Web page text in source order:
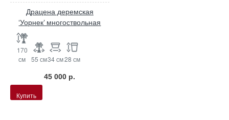
Драцена деремская
‘Уорнек’ многоствольная
170
см
55 см34 см28 см
45 000 р.
Купить